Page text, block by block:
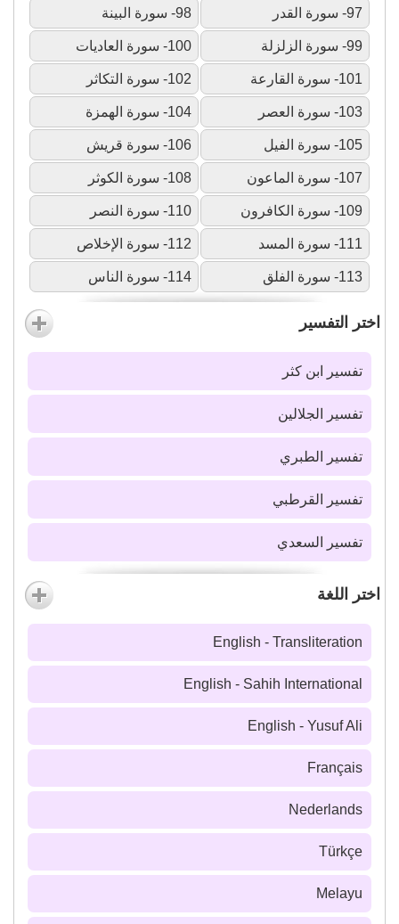
97- سورة القدر 98- سورة البينة
99- سورة الزلزلة 100- سورة العاديات
101- سورة القارعة 102- سورة التكاثر
103- سورة العصر 104- سورة الهمزة
105- سورة الفيل 106- سورة قريش
107- سورة الماعون 108- سورة الكوثر
109- سورة الكافرون 110- سورة النصر
111- سورة المسد 112- سورة الإخلاص
113- سورة الفلق 114- سورة الناس
اختر التفسير
تفسير ابن كثر
تفسير الجلالين
تفسير الطبري
تفسير القرطبي
تفسير السعدي
اختر اللغة
English - Transliteration
English - Sahih International
English - Yusuf Ali
Français
Nederlands
Türkçe
Melayu